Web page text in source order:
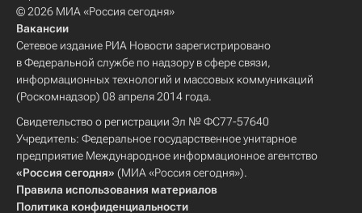
© 2026 МИА «Россия сегодня»
Вакансии
Сетевое издание РИА Новости зарегистрировано
в Федеральной службе по надзору в сфере связи,
информационных технологий и массовых коммуникаций
(Роскомнадзор) 08 апреля 2014 года.
Свидетельство о регистрации Эл № ФС77-57640
Учредитель: Федеральное государственное унитарное
предприятие Международное информационное агентство
«Россия сегодня» (МИА «Россия сегодня»).
Правила использования материалов
Политика конфиденциальности